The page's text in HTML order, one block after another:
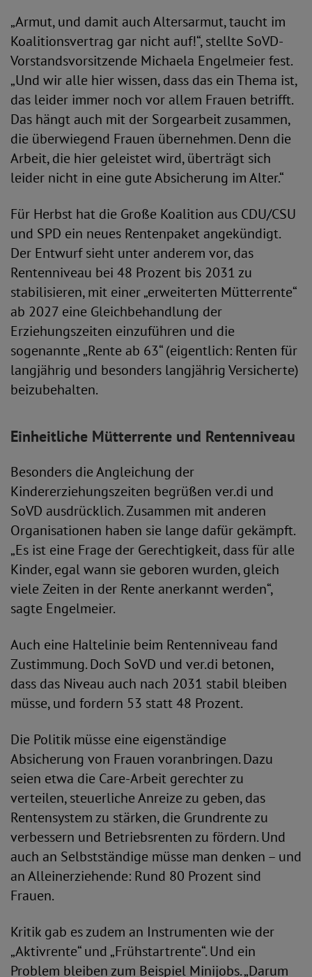
„Armut, und damit auch Altersarmut, taucht im
Koalitionsvertrag gar nicht auf!“, stellte SoVD-
Vorstandsvorsitzende Michaela Engelmeier fest.
„Und wir alle hier wissen, dass das ein Thema ist,
das leider immer noch vor allem Frauen betrifft.
Das hängt auch mit der Sorgearbeit zusammen,
die überwiegend Frauen übernehmen. Denn die
Arbeit, die hier geleistet wird, überträgt sich
leider nicht in eine gute Absicherung im Alter.“
Für Herbst hat die Große Koalition aus CDU/CSU
und SPD ein neues Rentenpaket angekündigt.
Der Entwurf sieht unter anderem vor, das
Rentenniveau bei 48 Prozent bis 2031 zu
stabilisieren, mit einer „erweiterten Mütterrente“
ab 2027 eine Gleichbehandlung der
Erziehungszeiten einzuführen und die
sogenannte „Rente ab 63“ (eigentlich: Renten für
langjährig und besonders langjährig Versicherte)
beizubehalten.
Einheitliche Mütterrente und Rentenniveau
Besonders die Angleichung der
Kindererziehungszeiten begrüßen ver.di und
SoVD ausdrücklich. Zusammen mit anderen
Organisationen haben sie lange dafür gekämpft.
„Es ist eine Frage der Gerechtigkeit, dass für alle
Kinder, egal wann sie geboren wurden, gleich
viele Zeiten in der Rente anerkannt werden“,
sagte Engelmeier.
Auch eine Haltelinie beim Rentenniveau fand
Zustimmung. Doch SoVD und ver.di betonen,
dass das Niveau auch nach 2031 stabil bleiben
müsse, und fordern 53 statt 48 Prozent.
Die Politik müsse eine eigenständige
Absicherung von Frauen voranbringen. Dazu
seien etwa die Care-Arbeit gerechter zu
verteilen, steuerliche Anreize zu geben, das
Rentensystem zu stärken, die Grundrente zu
verbessern und Betriebsrenten zu fördern. Und
auch an Selbstständige müsse man denken – und
an Alleinerziehende: Rund 80 Prozent sind
Frauen.
Kritik gab es zudem an Instrumenten wie der
„Aktivrente“ und „Frühstartrente“. Und ein
Problem bleiben zum Beispiel Minijobs. „Darum